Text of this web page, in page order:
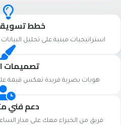
خطط
استراتيجيات مبنية على تحليل
تصميمات
هويات بصرية فريدة تعكس قيمة
دعم فني
فريق من الخبراء معك على مدار